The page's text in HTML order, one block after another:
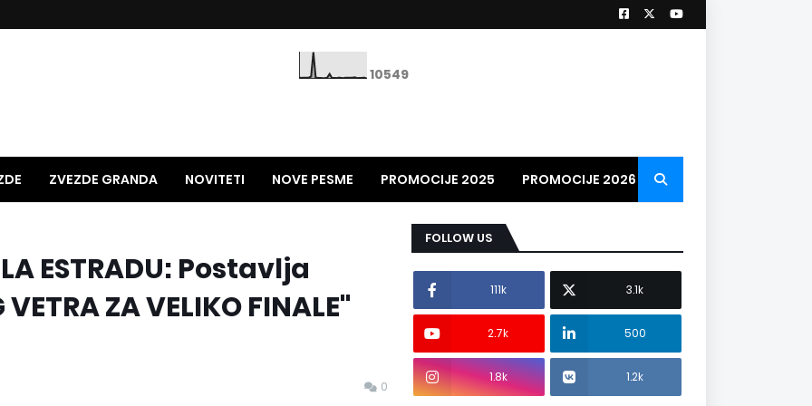
10549
ZVEZDE GRANDA NOVITETI NOVE PESME PROMOCIJE 2025 PROMOCIJE 2026
PROMO VIDEO
ESTRADU: Postavlja
ZA VELIKO FINALE"
0
FOLLOW US
111k 3.1k
2.7k 500
1.8k 1.2k